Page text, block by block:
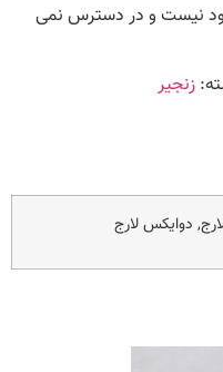
نیست و در دسترس نمی
زنجیر
دوایکس لارج